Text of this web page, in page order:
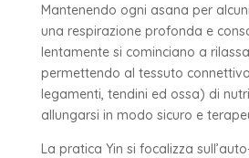
Mantenendo ogni asana per
una respirazione profonda e
lentamente si cominciano a
permettendo al tessuto
legamenti, tendini ed ossa) di
allungarsi in modo sicuro e
La pratica Yin si focalizza